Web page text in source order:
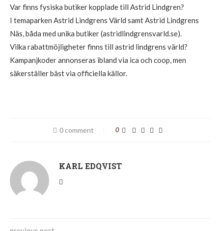
Var finns fysiska butiker kopplade till Astrid Lindgren?
I temaparken Astrid Lindgrens Värld samt Astrid Lindgrens
Näs, båda med unika butiker (astridlindgrensvarld.se).
Vilka rabattmöjligheter finns till astrid lindgrens värld?
Kampanjkoder annonseras ibland via ica och coop, men
säkerställer bäst via officiella källor.
0 comment 0
KARL EDQVIST